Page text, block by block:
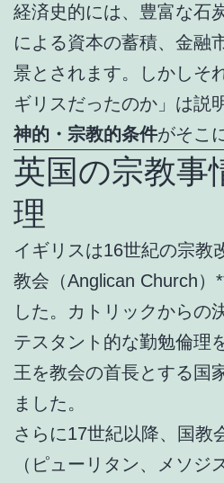
経済史的には、豊富な石
による資本の蓄積、金融
景とされます。しかしそ
ギリスだったのか」は説
神的・宗教的条件がそこ
英国の宗教事
理
イギリスは16世紀の宗教
教会（Anglican Church）
した。カトリックからの
テスタント的な勤勉倫理
王を教会の首長とする国
ました。
さらに17世紀以降、国教
（ピューリタン、メソジ